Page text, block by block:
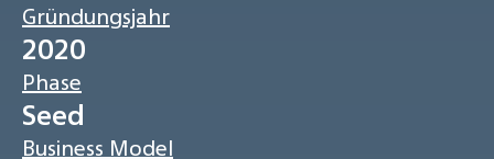
Gründungsjahr
2020
Phase
Seed
Business Model